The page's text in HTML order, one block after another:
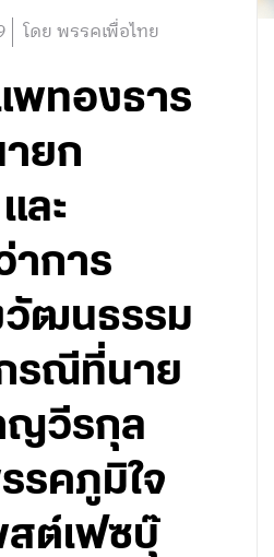
โดย พรรคเพื่อไทย
พทองธาร
ยก
ละ
าการ
วัฒนธรรม
รณีที่นาย
ญวีรกุล
รคภูมิใจ
สต์เฟซบุ๊